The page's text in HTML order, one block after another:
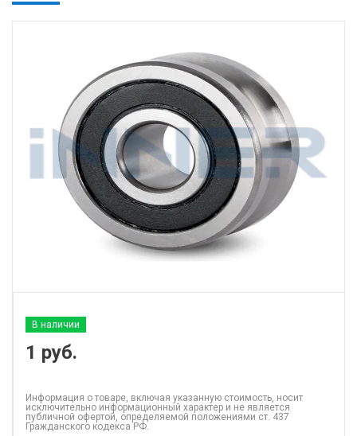
В наличии
1 руб.
Информация о товаре, включая указанную стоимость, носит
исключительно информационный характер и не является
публичной офертой, определяемой положениями ст. 437
Гражданского кодекса РФ.